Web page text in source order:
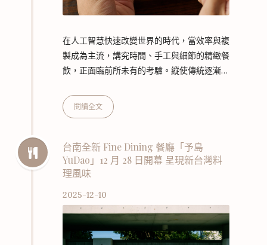
在人工智慧快速改變世界的時代，當效率與複
製成為主流，講究時間、手工與細節的精緻餐
飲，正面臨前所未有的考驗。縱使傳統逐漸消
信：料理是無法被演算邏輯取代的靈魂工藝，
用餐的本質更不會在 AI 沖刷下失去意義。 連
主廚邱一中（Steve Chiu），將與受「500
盤」肯定的新銳餐廳「earnestos」主廚卓均
仰（Ernest Toh）共同策劃四手餐會，以
「傳承與出新」為題，透過11道菜色，回望兩
人從各自成長軌跡– 新…
閱讀全文
台南全新 Fine Dining 餐廳「予島
YuDao」12 月 28 日開幕 呈現新台灣料
理風味
2025-12-10